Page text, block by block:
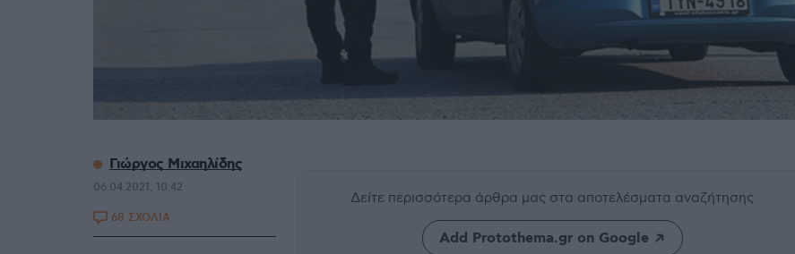
Δείτε περισσότερα άρθρα μας στα αποτελέσματα αναζήτησης
Add Protothema.gr on Google
Γιώργος Μιχαηλίδης
06.04.2021, 10:42
68 ΣΧΟΛΙΑ